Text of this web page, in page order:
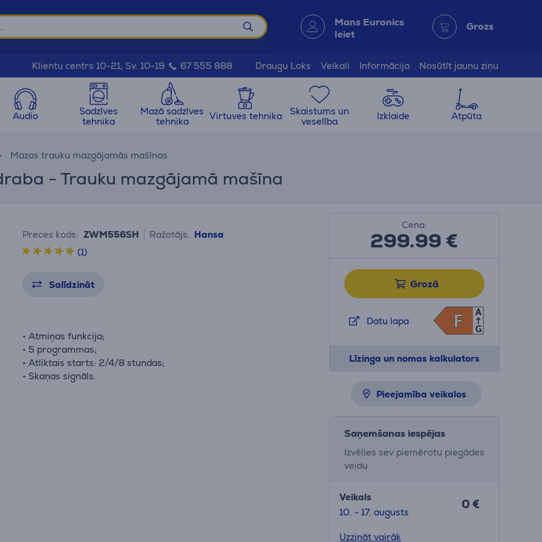
Mans Euronics
Ieiet
Grozs
Klientu centrs 10-21, Sv. 10-19 67 555 888 Draugu Loks Veikali Informācija Nosūtīt jaunu ziņu
Audio
Sadzīves
tehnika
Mazā sadzīves
tehnika
Virtuves tehnika
Skaistums un
veselība
Izklaide Atpūta
Mazas trauku mazgājamās mašīnas
- Trauku mazgājamā mašīna
Preces kods: ZWM556SH Ražotājs: Hansa
(1)
Salīdzināt
• Atmiņas funkcija;
• 5 programmas;
• Atliktais starts: 2/4/8 stundas;
• Skaņas signāls.
Cena:
299.99€
Grozā
Datu lapa F
F A
G
Līzinga un nomas kalkulators
Pieejamība veikalos
Saņemšanas iespējas
Izvēlies sev piemērotu piegādes
veidu
Veikals
10. - 17. augusts
0 €
Uzzināt vairāk